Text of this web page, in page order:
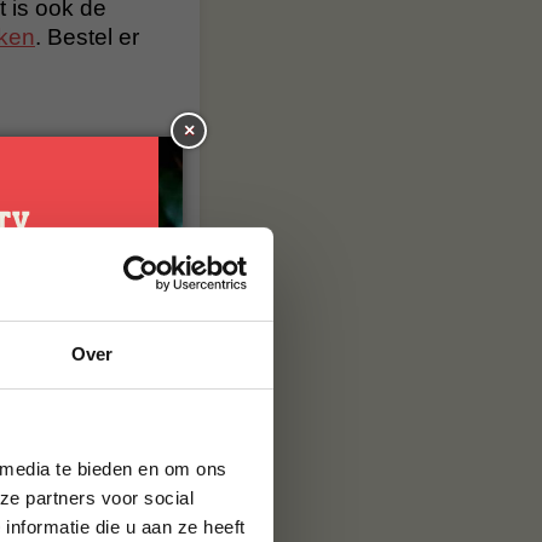
Over
te bieden en om ons
partners voor social
die u aan ze heeft
is ook de
. Bestel er
avonturen.
weten zeker
×